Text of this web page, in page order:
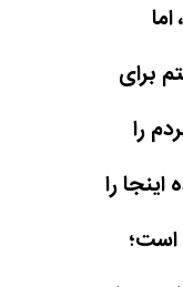
برای
را
اینجا را
است؛